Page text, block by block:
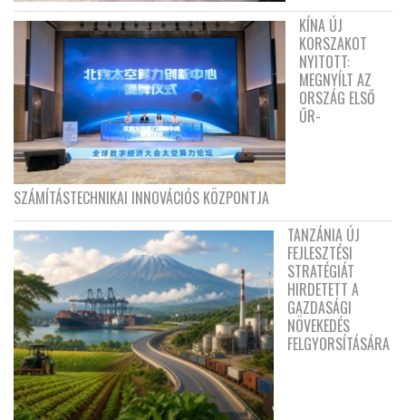
KÍNA ÚJ
KORSZAKOT
NYITOTT:
MEGNYÍLT AZ
ORSZÁG ELSŐ
ŰR-
SZÁMÍTÁSTECHNIKAI INNOVÁCIÓS KÖZPONTJA
TANZÁNIA ÚJ
FEJLESZTÉSI
STRATÉGIÁT
HIRDETETT A
GAZDASÁGI
NÖVEKEDÉS
FELGYORSÍTÁSÁRA